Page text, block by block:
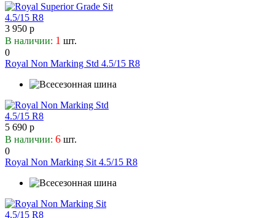
3 950 р
В наличии: 1 шт.
0
Royal Non Marking Std 4.5/15 R8
5 690 р
В наличии: 6 шт.
0
Royal Non Marking Sit 4.5/15 R8